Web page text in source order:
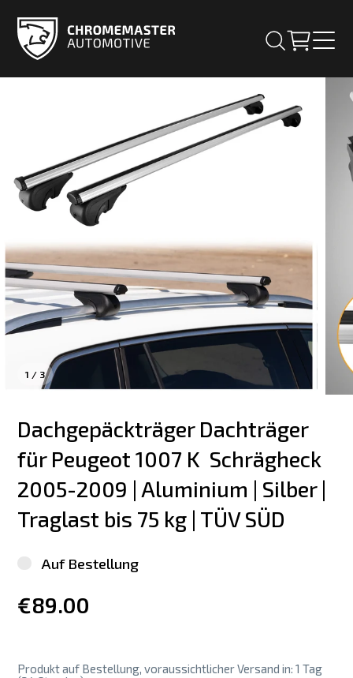
1 / 3
Dachgepäckträger Dachträger
für Peugeot 1007 K  Schrägheck
2005-2009 | Aluminium | Silber |
Traglast bis 75 kg | TÜV SÜD
Auf Bestellung
€89.00
Produkt auf Bestellung, voraussichtlicher Versand in: 1 Tag